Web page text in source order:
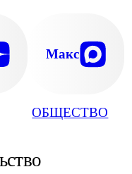
ОБЩЕСТВО
Макс